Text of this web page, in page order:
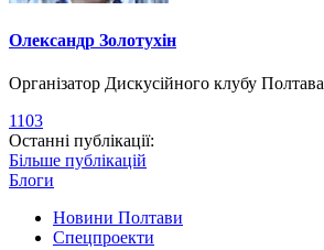
Олександр Золотухін
Організатор Дискусійного клубу Полтава
1103
Останні публікації:
Більше публікацій
Блоги
Новини Полтави
Спецпроекти